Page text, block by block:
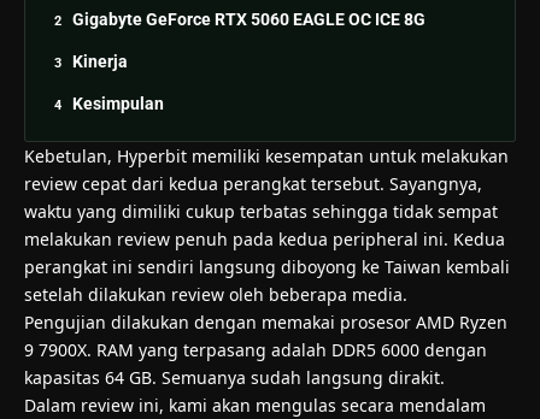
Gigabyte GeForce RTX 5060 EAGLE OC ICE 8G
Kinerja
Kesimpulan
Kebetulan, Hyperbit memiliki kesempatan untuk melakukan
review cepat dari kedua perangkat tersebut. Sayangnya,
waktu yang dimiliki cukup terbatas sehingga tidak sempat
melakukan review penuh pada kedua peripheral ini. Kedua
perangkat ini sendiri langsung diboyong ke Taiwan kembali
setelah dilakukan review oleh beberapa media.
Pengujian dilakukan dengan memakai prosesor AMD Ryzen
9 7900X. RAM yang terpasang adalah DDR5 6000 dengan
kapasitas 64 GB. Semuanya sudah langsung dirakit.
Dalam review ini, kami akan mengulas secara mendalam